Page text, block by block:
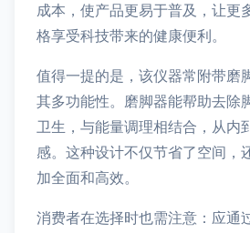
成本，使产品更易于普及，让更
格享受科技带来的健康便利。
值得一提的是，该仪器常附带磨
其多功能性。磨脚器能帮助去除
卫生，与能量调理相结合，从内
感。这种设计不仅节省了空间，
加全面和高效。
消费者在选择时也需注意：应通